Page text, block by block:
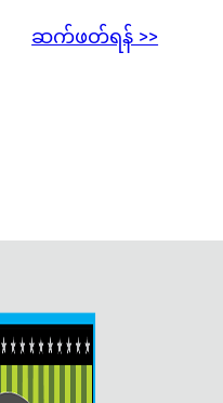
ဆက်ဖတ်ရန် >>